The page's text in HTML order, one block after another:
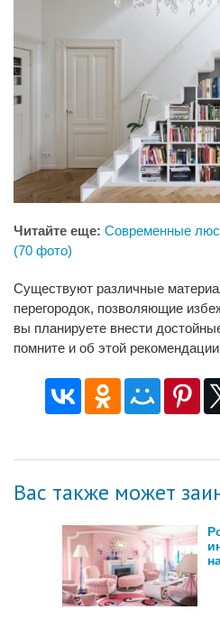
Читайте еще: Современные
(70 фото)
Существуют различные
перегородок, позволяющие
вы планируете внести
помните и об этой
Вас также может